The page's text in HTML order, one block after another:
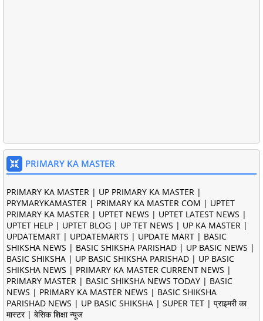
PRIMARY KA MASTER
PRIMARY KA MASTER | UP PRIMARY KA MASTER |
PRYMARYKAMASTER | PRIMARY KA MASTER COM | UPTET
PRIMARY KA MASTER | UPTET NEWS | UPTET LATEST NEWS |
UPTET HELP | UPTET BLOG | UP TET NEWS | UP KA MASTER |
UPDATEMART | UPDATEMARTS | UPDATE MART | BASIC
SHIKSHA NEWS | BASIC SHIKSHA PARISHAD | UP BASIC NEWS |
BASIC SHIKSHA | UP BASIC SHIKSHA PARISHAD | UP BASIC
SHIKSHA NEWS | PRIMARY KA MASTER CURRENT NEWS |
PRIMARY MASTER | BASIC SHIKSHA NEWS TODAY | BASIC
NEWS | PRIMARY KA MASTER NEWS | BASIC SHIKSHA
PARISHAD NEWS | UP BASIC SHIKSHA | SUPER TET | प्राइमरी का
मास्टर | बेसिक शिक्षा न्यूज